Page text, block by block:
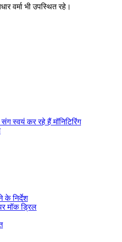
वर्मा भी उपस्थित रहे।
स्वयं कर रहे हैं मॉनिटिरिंग
के निर्देश
मॉक ड्रिल